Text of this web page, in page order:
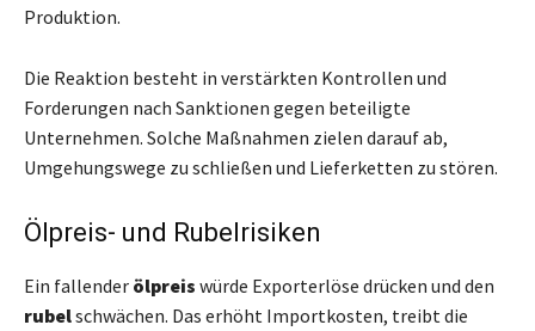
Produktion.
Die Reaktion besteht in verstärkten Kontrollen und
Forderungen nach Sanktionen gegen beteiligte
Unternehmen. Solche Maßnahmen zielen darauf ab,
Umgehungswege zu schließen und Lieferketten zu stören.
Ölpreis- und Rubelrisiken
Ein fallender ölpreis würde Exporterlöse drücken und den
rubelschwächen. Das erhöht Importkosten, treibt die